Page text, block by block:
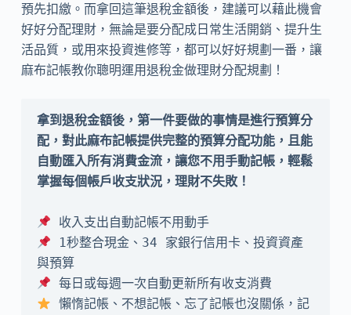
預先扣繳。而拿回這筆退稅金額後，建議可以藉此機會
好好分配理財，無論是要分配成日常生活開銷、提升生
活品質，或用來投資進修等，都可以好好規劃一番，讓
麻布記帳教你聰明運用退稅金做理財分配規劃！
拿到退稅金額後，第一件要做的事情是進行預算分
配，對此麻布記帳提供完整的預算分配功能，且能
自動匯入所有消費金流，讓您不用手動記帳，輕鬆
掌握每個帳戶收支狀況，理財不失敗！
1秒整合現金、34 家銀行信用卡、投資資產
與預算
懶惰記帳、不想記帳、忘了記帳也沒關係，記